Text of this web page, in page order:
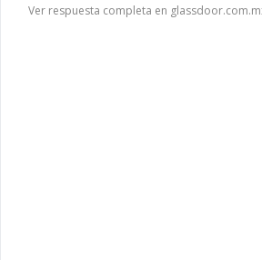
Ver respuesta completa en